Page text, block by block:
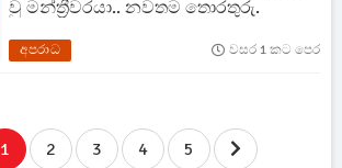
වු මන්ත්‍රීවරයා.. නවතම තොරතුරු.
අපරාධ වසර 1 කට පෙර
1 2 3 4 5